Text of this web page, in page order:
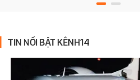
TIN NỔI BẬT KÊNH14